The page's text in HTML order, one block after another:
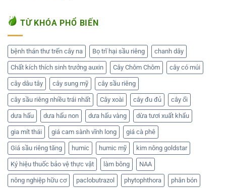
TỪ KHÓA PHỔ BIẾN
bệnh thán thư trến cây na Bọ trĩ hại sầu riêng chanh dây
Chất kích thích sinh trưởng auxin Cây Chôm Chôm cây có múi
cây dâu tây cây sung mỹ cây sầu riêng
cây sầu riêng nhiều trái nhất Cây xoài cây đu đủ cây ổi
dưa hấu dưa hấu non dưa hấu vàng dừa tươi xuất khẩu
gia mít thái giá cam sành vĩnh long giá cà phê
Giá sầu riêng tăng humic humic mỹ kim nông goldstar
Ký hiệu thuốc bảo vệ thực vật làm bông NAA
nông nghiệp hữu cơ paclobutrazol phytophthora phân bón